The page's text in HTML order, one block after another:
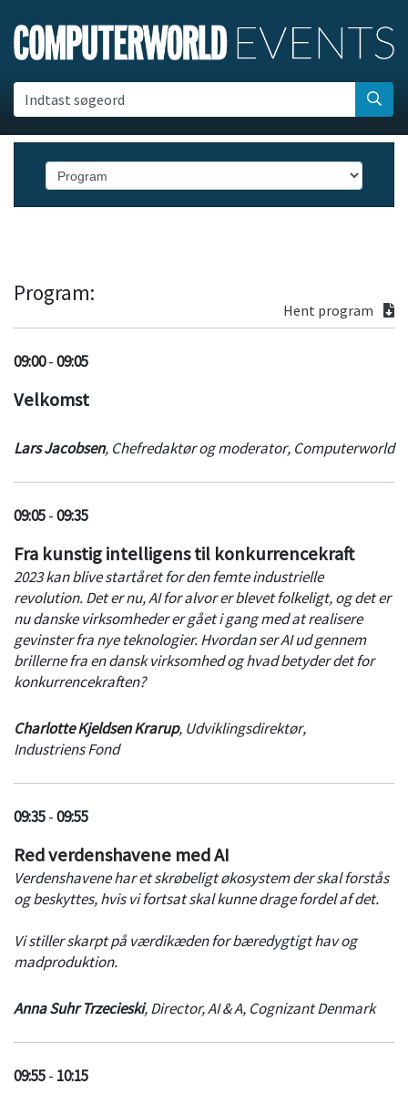
Indtast søgeord
Program:
Hent program
09:00-09:05
Velkomst
Lars Jacobsen, Chefredaktør og moderator, Computerworld
09:05-09:35
Fra kunstig intelligens til konkurrencekraft
2023 kan blive startåret for den femte industrielle
revolution. Det er nu, AI for alvor er blevet folkeligt, og det er
nu danske virksomheder er gået i gang med at realisere
gevinster fra nye teknologier. Hvordan ser AI ud gennem
brillerne fra en dansk virksomhed og hvad betyder det for
konkurrencekraften?
Charlotte Kjeldsen Krarup, Udviklingsdirektør,
Industriens Fond
09:35-09:55
Red verdenshavene med AI
Verdenshavene har et skrøbeligt økosystem der skal forstås
og beskyttes, hvis vi fortsat skal kunne drage fordel af det.
Vi stiller skarpt på værdikæden for bæredygtigt hav og
madproduktion.
Anna Suhr Trzecieski,Director, AI & A, Cognizant Denmark
09:55- 10:15